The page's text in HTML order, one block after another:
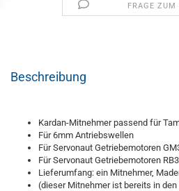
FRAGE ZUM
Beschreibung
Kardan-Mitnehmer passend für
Für 6mm Antriebswellen
Für Servonaut Getriebemotoren
Für Servonaut Getriebemotoren
Lieferumfang: ein Mitnehmer,
(dieser Mitnehmer ist bereits in den